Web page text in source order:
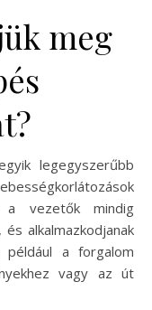
meg
legegyszerűbb
a vezetők mindig
alkalmazkodjanak
a forgalom
vagy az út